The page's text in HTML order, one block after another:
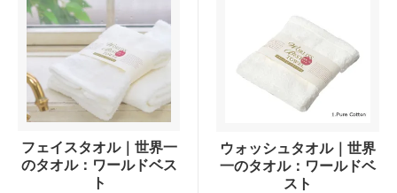
フェイスタオル｜世界一
のタオル：ワールドベス
ト
ウォッシュタオル｜世界
一のタオル：ワールドベ
スト